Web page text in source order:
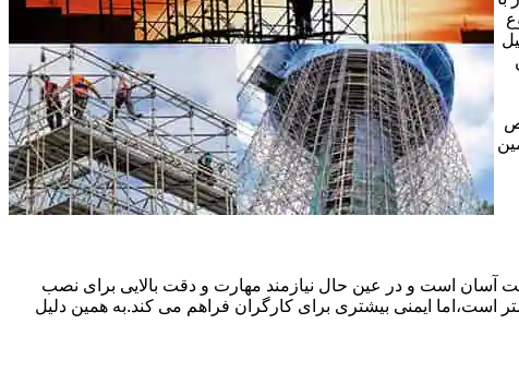
آسان است و در عین حال نیازمند مهارت و دقت بالایی برای نصب
است،اما ایمنی بیشتری برای کارگران فراهم می کند.به همین دلیل